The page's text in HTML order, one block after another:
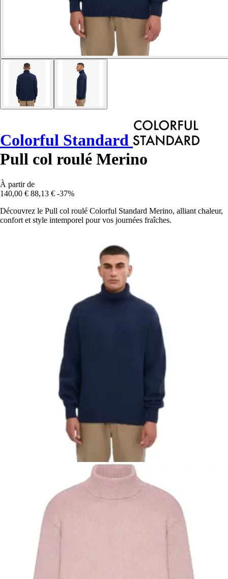
Colorful Standard
Pull col roulé Merino
À partir de
140,00 € 88,13 € -37%
Découvrez le Pull col roulé Colorful Standard Merino, alliant chaleur,
confort et style intemporel pour vos journées fraîches.